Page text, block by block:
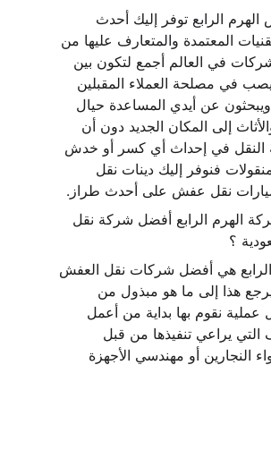
الرابع توفر إليك أحدث
المعتمدة والمتعارف عليها من
في العالم أجمع لتكون بين
يصب في مصلحة العملاء المقبلين
ويبحثون عن أيدي المساعدة حيال
إلى المكان الجديد دون أن
النقل في إحداث أي كسر أو خدش
فنوفر إليك دينات نقل
نقل عفش على أحدث طراز.
الهرم الرابع أفضل شركة نقل
؟
هي أفضل شركات نقل العفش
هذا إلى ما هو مبذول من
نقوم بها بداية من أعمل
التي يراعي تنفيذها من قبل
النجارين أو مهندسي الأجهزة